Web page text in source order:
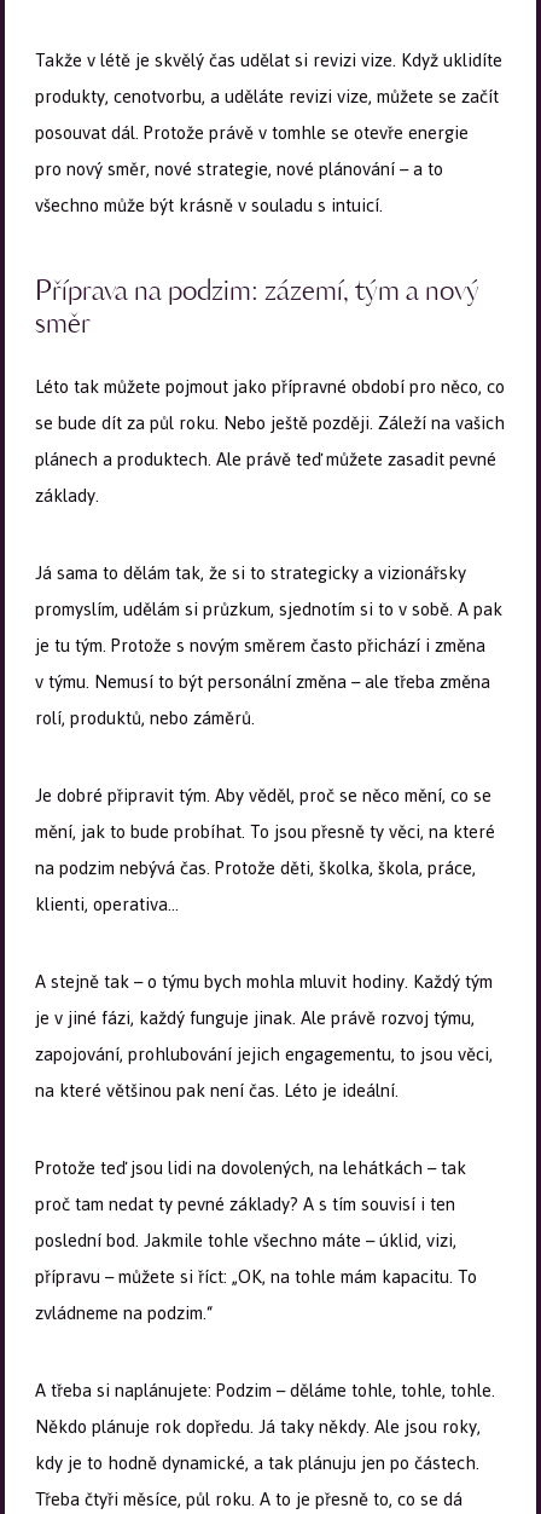
Takže v létě je skvělý čas udělat si revizi vize. Když uklidíte
produkty, cenotvorbu, a uděláte revizi vize, můžete se začít
posouvat dál. Protože právě v tomhle se otevře energie
pro nový směr, nové strategie, nové plánování – a to
všechno může být krásně v souladu s intuicí.
Příprava na podzim: zázemí, tým a nový
směr
Léto tak můžete pojmout jako přípravné období pro něco, co
se bude dít za půl roku. Nebo ještě později. Záleží na vašich
plánech a produktech. Ale právě teď můžete zasadit pevné
základy.
Já sama to dělám tak, že si to strategicky a vizionářsky
promyslím, udělám si průzkum, sjednotím si to v sobě. A pak
je tu tým. Protože s novým směrem často přichází i změna
v týmu. Nemusí to být personální změna – ale třeba změna
rolí, produktů, nebo záměrů.
Je dobré připravit tým. Aby věděl, proč se něco mění, co se
mění, jak to bude probíhat. To jsou přesně ty věci, na které
na podzim nebývá čas. Protože děti, školka, škola, práce,
klienti, operativa…
A stejně tak – o týmu bych mohla mluvit hodiny. Každý tým
je v jiné fázi, každý funguje jinak. Ale právě rozvoj týmu,
zapojování, prohlubování jejich engagementu, to jsou věci,
na které většinou pak není čas. Léto je ideální.
Protože teď jsou lidi na dovolených, na lehátkách – tak
proč tam nedat ty pevné základy? A s tím souvisí i ten
poslední bod. Jakmile tohle všechno máte – úklid, vizi,
přípravu – můžete si říct: „OK, na tohle mám kapacitu. To
zvládneme na podzim.“
A třeba si naplánujete: Podzim – děláme tohle, tohle, tohle.
Někdo plánuje rok dopředu. Já taky někdy. Ale jsou roky,
kdy je to hodně dynamické, a tak plánuju jen po částech.
Třeba čtyři měsíce, půl roku. A to je přesně to, co se dá